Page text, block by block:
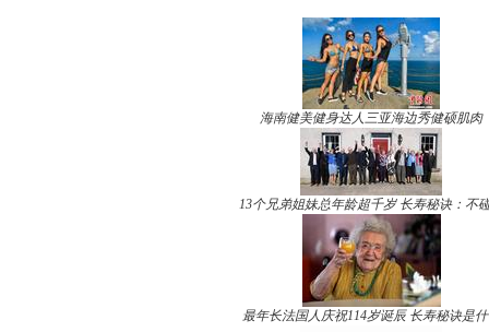
海南健美健身达人三亚海边秀健硕肌肉
13个兄弟姐妹总年龄超千岁 长寿秘诀：不
最年长法国人庆祝114岁诞辰 长寿秘诀是